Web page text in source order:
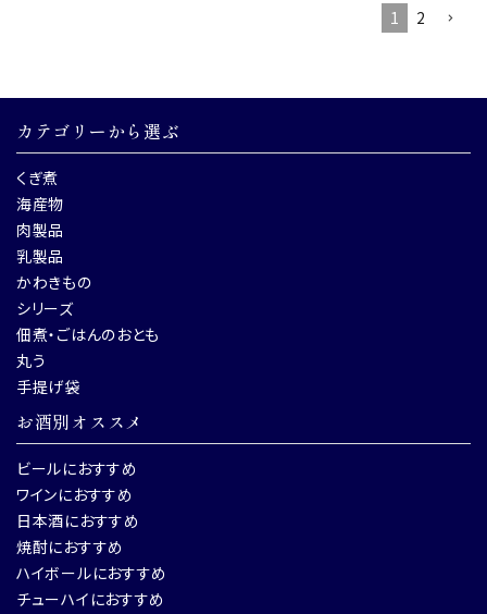
1
2
カテゴリーから選ぶ
くぎ煮
海産物
肉製品
乳製品
かわきもの
シリーズ
佃煮・ごはんのおとも
丸う
手提げ袋
お酒別オススメ
ビールにおすすめ
ワインにおすすめ
日本酒におすすめ
焼酎におすすめ
ハイボールにおすすめ
チューハイにおすすめ